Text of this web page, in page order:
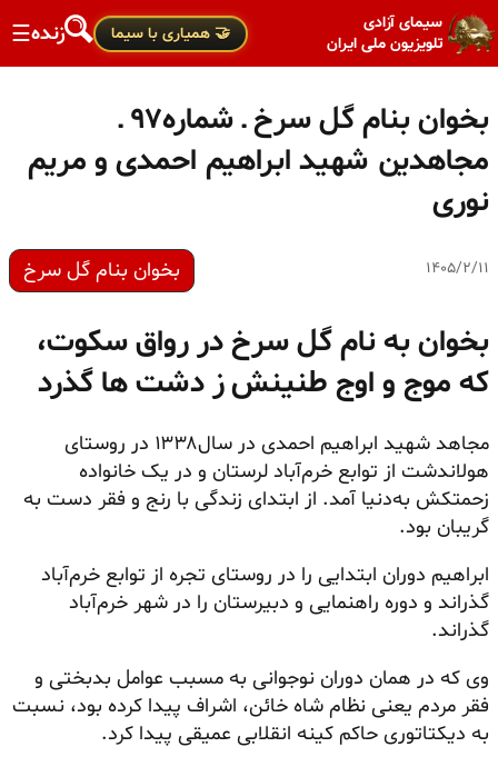
سیمای آزادی
تلویزیون ملی ایران
🤝 همیاری با سیما زنده☰
بخوان بنام گل سرخ ـ شماره۹۷ ـ
مجاهدین شهید ابراهیم احمدی و مریم
نوری
۱۴۰۵/۲/۱۱ بخوان بنام گل سرخ
بخوان به نام گل سرخ در رواق سکوت،
که موج و اوج طنینش ز دشت ها گذرد
مجاهد شهید ابراهیم احمدی در سال۱۳۳۸ در روستای
هولاندشت از توابع خرم‌آباد لرستان و در یک خانواده
زحمتکش به‌دنیا آمد. از ابتدای زندگی با رنج و فقر دست به
گریبان بود.
ابراهیم دوران ابتدایی را در روستای تجره از توابع خرم‌آباد
گذراند و دوره راهنمایی و دبیرستان را در شهر خرم‌آباد
گذراند.
وی که در همان دوران نوجوانی به مسبب عوامل بدبختی و
فقر مردم یعنی نظام شاه خائن، اشراف پیدا کرده بود، نسبت
به دیکتاتوری حاکم کینه انقلابی عمیقی پیدا کرد.